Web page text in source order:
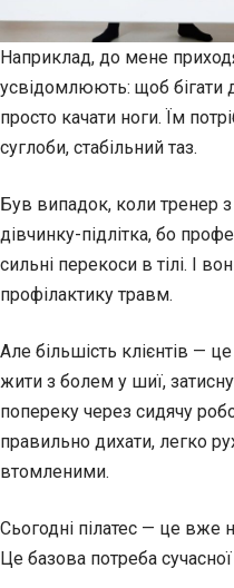
Наприклад, до мене
усвідомлюють: щоб бігати
просто качати ноги. Їм
суглоби, стабільний таз.
Був випадок, коли тренер
дівчинку-підлітка, бо
сильні перекоси в тілі. І
профілактику травм.
Але більшість клієнтів —
жити з болем у шиї,
попереку через сидячу
правильно дихати, легко
втомленими.
Сьогодні пілатес — це вже
Це базова потреба